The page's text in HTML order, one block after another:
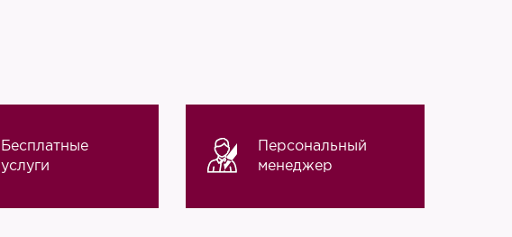
Бесплатные
услуги
Персональный
менеджер